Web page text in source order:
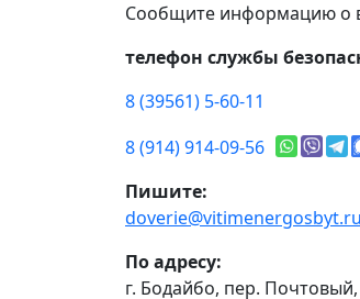
Сообщите информацию о
телефон службы
8 (39561) 5-60-11
8 (914) 914-09-56
Пишите:
doverie@vitimenergosbyt.ru
По адресу:
г. Бодайбо, пер.